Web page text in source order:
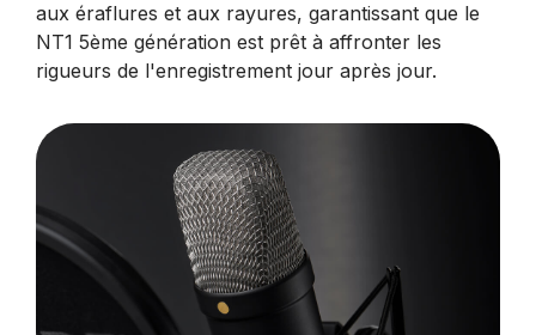
aux éraflures et aux rayures, garantissant que le
NT1 5ème génération est prêt à affronter les
rigueurs de l'enregistrement jour après jour.